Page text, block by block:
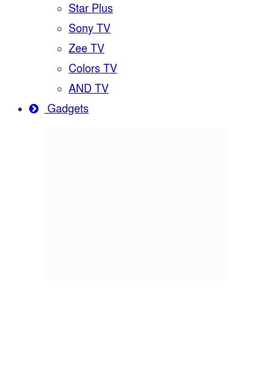
Star Plus
Sony TV
Zee TV
Colors TV
AND TV
Gadgets